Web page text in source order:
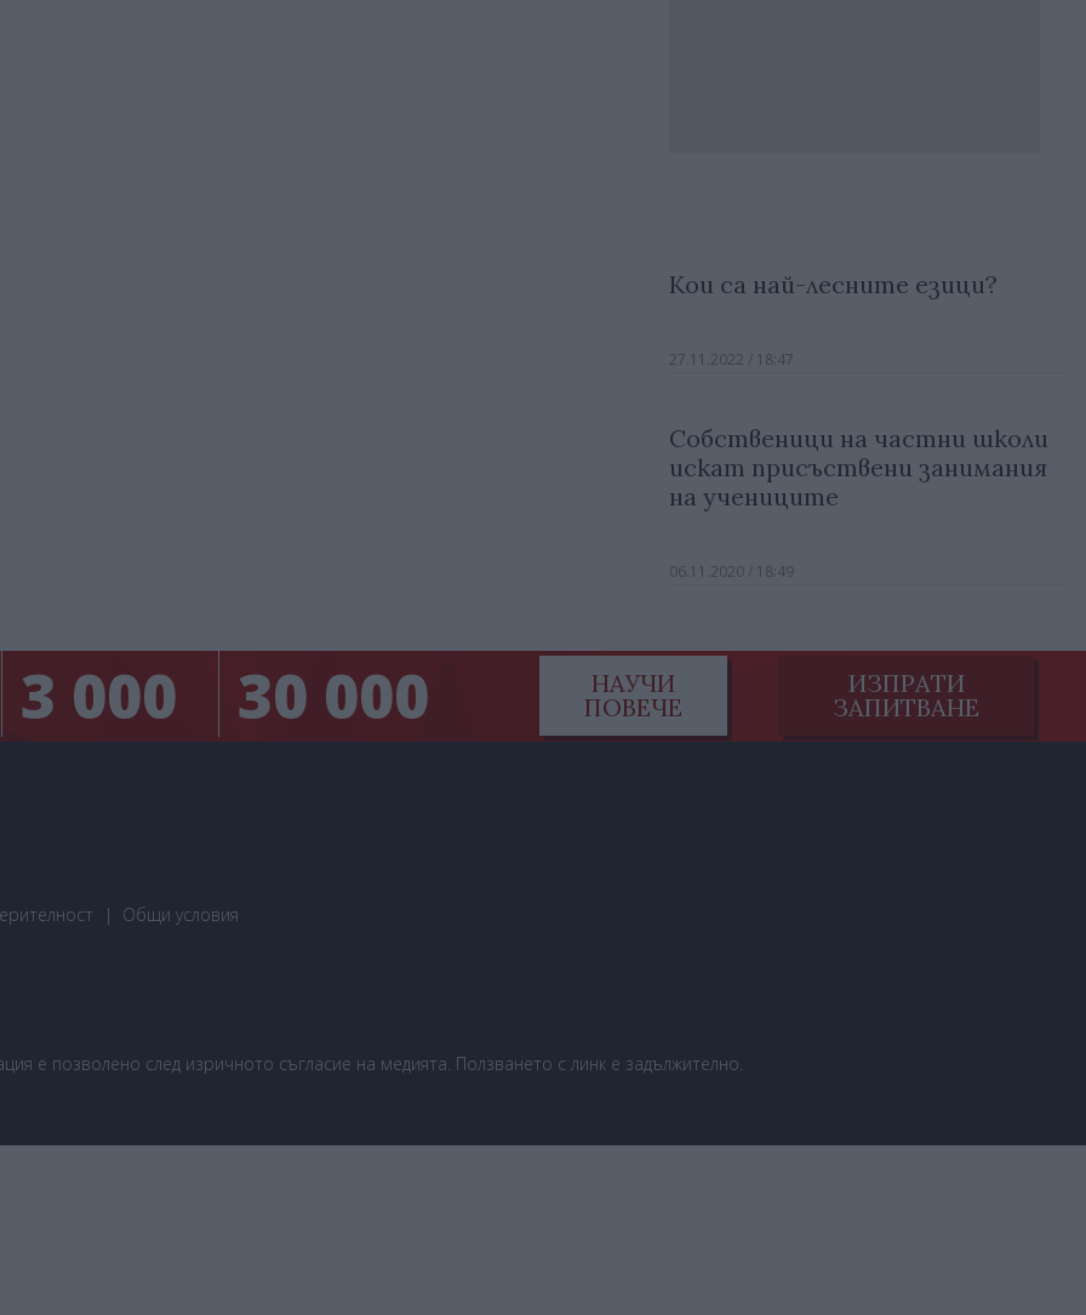
Кои са най-лесните езици?
27.11.2022 / 18:47
Собственици на частни школи
искат присъствени занимания
на учениците
06.11.2020 / 18:49
3 000 30 000
НАУЧИ
ПОВЕЧЕ
ИЗПРАТИ
ЗАПИТВАНЕ
Общи условия
е позволено след изричното съгласие на медията. Ползването с линк е задължително.